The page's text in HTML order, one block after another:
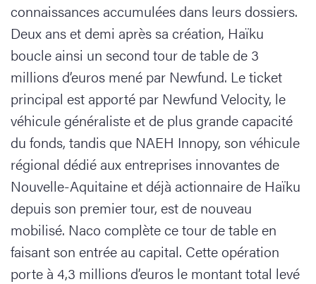
connaissances accumulées dans leurs dossiers.
Deux ans et demi après sa création, Haïku
boucle ainsi un second tour de table de 3
millions d’euros mené par Newfund. Le ticket
principal est apporté par Newfund Velocity, le
véhicule généraliste et de plus grande capacité
du fonds, tandis que NAEH Innopy, son véhicule
régional dédié aux entreprises innovantes de
Nouvelle-Aquitaine et déjà actionnaire de Haïku
depuis son premier tour, est de nouveau
mobilisé. Naco complète ce tour de table en
faisant son entrée au capital. Cette opération
porte à 4,3 millions d’euros le montant total levé